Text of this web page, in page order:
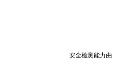
安全检测能力由